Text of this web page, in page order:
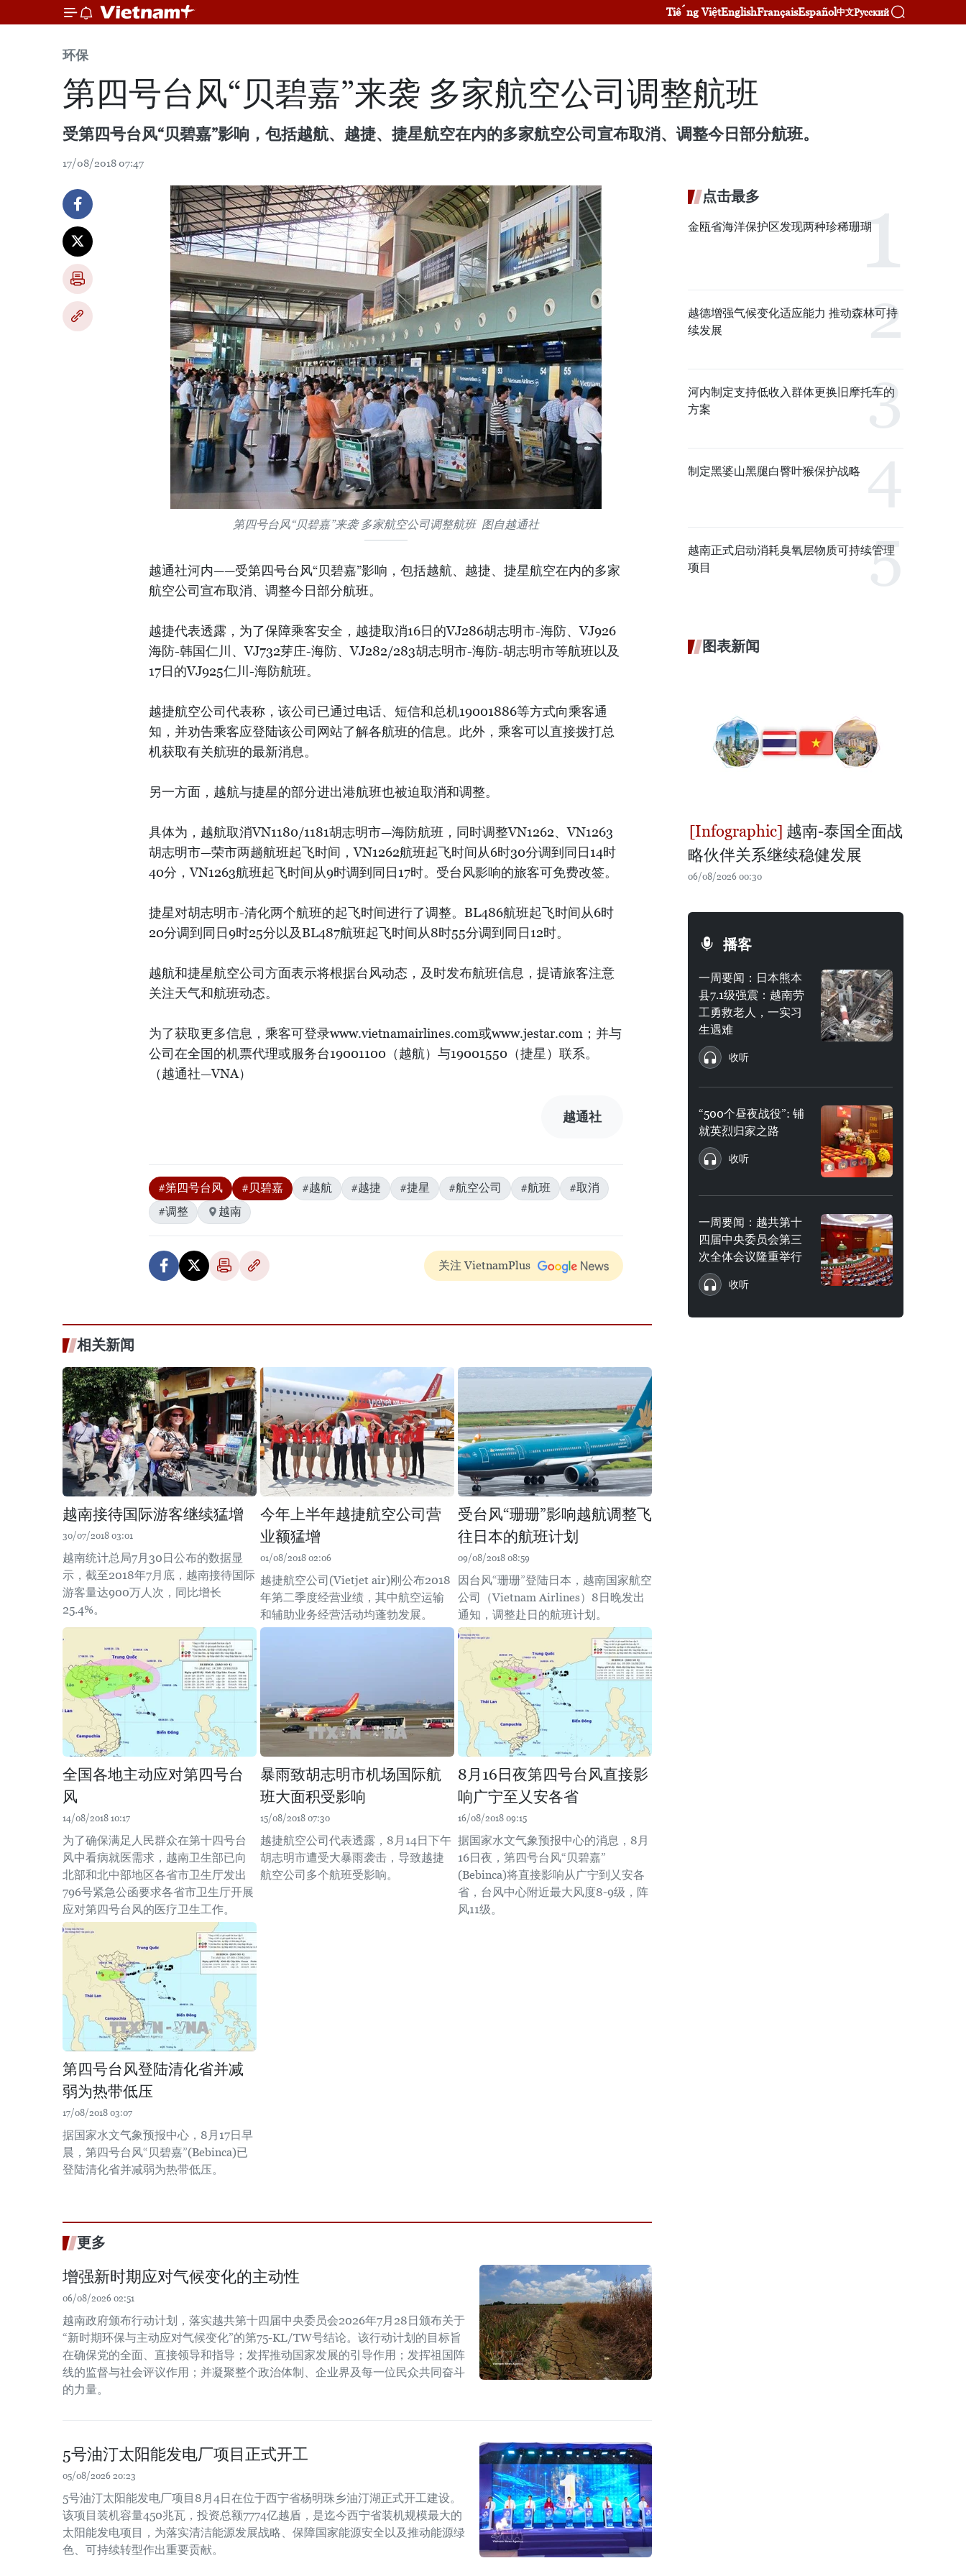
Tiếng ViệtEnglishFrançaisEspañol中文Русский
环保
第四号台风“贝碧嘉”来袭 多家航空公司调整航班
受第四号台风“贝碧嘉”影响，包括越航、越捷、捷星航空在内的多家航空公司宣布取消、调整今日部分航班。
17/08/2018 07:47
第四号台风“贝碧嘉”来袭 多家航空公司调整航班 图自越通社
越通社河内——受第四号台风“贝碧嘉”影响，包括越航、越捷、捷星航空在内的多家
航空公司宣布取消、调整今日部分航班。
越捷代表透露，为了保障乘客安全，越捷取消16日的VJ286胡志明市-海防、VJ926
海防-韩国仁川、VJ732芽庄-海防、VJ282/283胡志明市-海防-胡志明市等航班以及
17日的VJ925仁川-海防航班。
越捷航空公司代表称，该公司已通过电话、短信和总机19001886等方式向乘客通
知，并劝告乘客应登陆该公司网站了解各航班的信息。此外，乘客可以直接拨打总
机获取有关航班的最新消息。
另一方面，越航与捷星的部分进出港航班也被迫取消和调整。
具体为，越航取消VN1180/1181胡志明市—海防航班，同时调整VN1262、VN1263
胡志明市—荣市两趟航班起飞时间，VN1262航班起飞时间从6时30分调到同日14时
40分，VN1263航班起飞时间从9时调到同日17时。受台风影响的旅客可免费改签。
捷星对胡志明市-清化两个航班的起飞时间进行了调整。BL486航班起飞时间从6时
20分调到同日9时25分以及BL487航班起飞时间从8时55分调到同日12时。
越航和捷星航空公司方面表示将根据台风动态，及时发布航班信息，提请旅客注意
关注天气和航班动态。
为了获取更多信息，乘客可登录www.vietnamairlines.com或www.jestar.com；并与
公司在全国的机票代理或服务台19001100（越航）与19001550（捷星）联系。
（越通社—VNA）
越通社
#第四号台风 #贝碧嘉 #越航 #越捷 #捷星 #航空公司 #航班
#取消
#调整
越南
关注 VietnamPlus
相关新闻
越南接待国际游客继续猛增
30/07/2018 03:01
越南统计总局7月30日公布的数据显
示，截至2018年7月底，越南接待国际
游客量达900万人次，同比增长
25.4%。
今年上半年越捷航空公司营
业额猛增
01/08/2018 02:06
越捷航空公司(Vietjet air)刚公布2018
年第二季度经营业绩，其中航空运输
和辅助业务经营活动均蓬勃发展。
受台风“珊珊”影响越航调整飞
往日本的航班计划
09/08/2018 08:59
因台风“珊珊”登陆日本，越南国家航空
公司（Vietnam Airlines）8日晚发出
通知，调整赴日的航班计划。
全国各地主动应对第四号台
风
14/08/2018 10:17
为了确保满足人民群众在第十四号台
风中看病就医需求，越南卫生部已向
北部和北中部地区各省市卫生厅发出
796号紧急公函要求各省市卫生厅开展
应对第四号台风的医疗卫生工作。
暴雨致胡志明市机场国际航
班大面积受影响
15/08/2018 07:30
越捷航空公司代表透露，8月14日下午
胡志明市遭受大暴雨袭击，导致越捷
航空公司多个航班受影响。
8月16日夜第四号台风直接影
响广宁至乂安各省
16/08/2018 09:15
据国家水文气象预报中心的消息，8月
16日夜，第四号台风“贝碧嘉”
(Bebinca)将直接影响从广宁到乂安各
省，台风中心附近最大风度8-9级，阵
风11级。
第四号台风登陆清化省并减
弱为热带低压
17/08/2018 03:07
据国家水文气象预报中心，8月17日早
晨，第四号台风“贝碧嘉”(Bebinca)已
登陆清化省并减弱为热带低压。
更多
增强新时期应对气候变化的主动性
06/08/2026 02:51
越南政府颁布行动计划，落实越共第十四届中央委员会2026年7月28日颁布关于
“新时期环保与主动应对气候变化”的第75-KL/TW号结论。该行动计划的目标旨
在确保党的全面、直接领导和指导；发挥推动国家发展的引导作用；发挥祖国阵
线的监督与社会评议作用；并凝聚整个政治体制、企业界及每一位民众共同奋斗
的力量。
5号油汀太阳能发电厂项目正式开工
05/08/2026 20:23
5号油汀太阳能发电厂项目8月4日在位于西宁省杨明珠乡油汀湖正式开工建设。
该项目装机容量450兆瓦，投资总额7774亿越盾，是迄今西宁省装机规模最大的
太阳能发电项目，为落实清洁能源发展战略、保障国家能源安全以及推动能源绿
色、可持续转型作出重要贡献。
点击最多
金瓯省海洋保护区发现两种珍稀珊瑚
越德增强气候变化适应能力 推动森林可持
续发展
河内制定支持低收入群体更换旧摩托车的
方案
制定黑婆山黑腿白臀叶猴保护战略
越南正式启动消耗臭氧层物质可持续管理
项目
图表新闻
越南-泰国全面战
略伙伴关系继续稳健发展
06/08/2026 00:30
播客
一周要闻：日本熊本
县7.1级强震：越南劳
工勇救老人，一实习
生遇难
收听
“500个昼夜战役”: 铺
就英烈归家之路
收听
一周要闻：越共第十
四届中央委员会第三
次全体会议隆重举行
收听